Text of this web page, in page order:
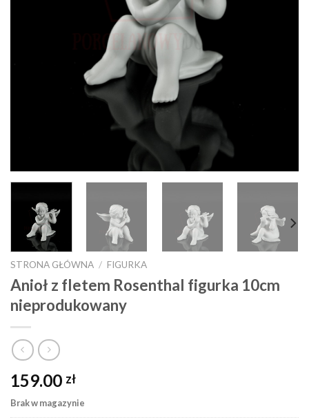
STRONA GŁÓWNA / FIGURKA
Anioł z fletem Rosenthal figurka 10cm
nieprodukowany
159.00 zł
Brak w magazynie